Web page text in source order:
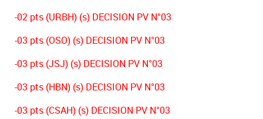
-02 pts (URBH) (s) DECISION PV N°03
-03 pts (OSO) (s) DECISION PV N°03
-03 pts (JSJ) (s) DECISION PV N°03
-03 pts (HBN) (s) DECISION PV N°03
-03 pts (CSAH) (s) DECISION PV N°03